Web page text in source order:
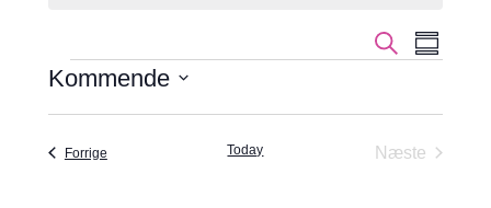
og
Søg efter
Kommende
dato.
ForrigeBegivenheder Today Næste